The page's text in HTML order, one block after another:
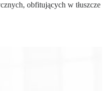
obfitujących w tłuszcze